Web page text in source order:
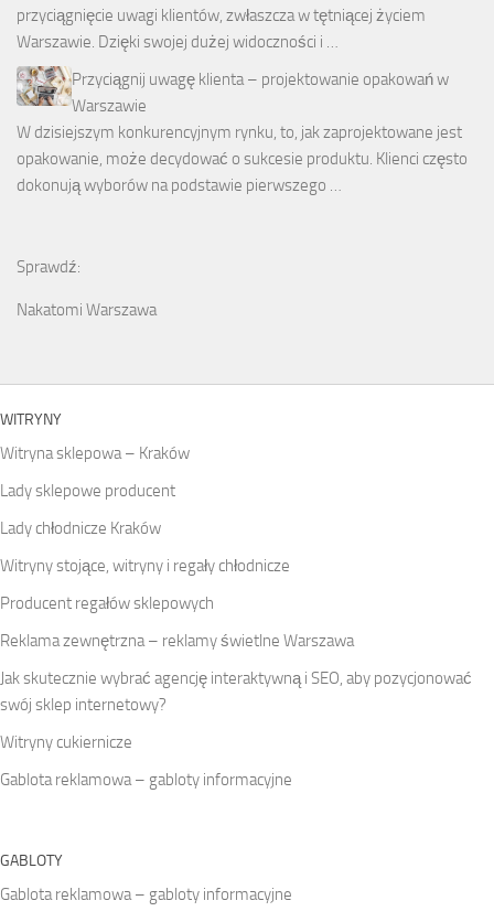
przyciągnięcie uwagi klientów, zwłaszcza w tętniącej życiem
Warszawie. Dzięki swojej dużej widoczności i …
Przyciągnij uwagę klienta – projektowanie opakowań w
Warszawie
W dzisiejszym konkurencyjnym rynku, to, jak zaprojektowane jest
opakowanie, może decydować o sukcesie produktu. Klienci często
dokonują wyborów na podstawie pierwszego …
Sprawdź:
Nakatomi Warszawa
WITRYNY
Witryna sklepowa – Kraków
Lady sklepowe producent
Lady chłodnicze Kraków
Witryny stojące, witryny i regały chłodnicze
Producent regałów sklepowych
Reklama zewnętrzna – reklamy świetlne Warszawa
Jak skutecznie wybrać agencję interaktywną i SEO, aby pozycjonować
swój sklep internetowy?
Witryny cukiernicze
Gablota reklamowa – gabloty informacyjne
GABLOTY
Gablota reklamowa – gabloty informacyjne